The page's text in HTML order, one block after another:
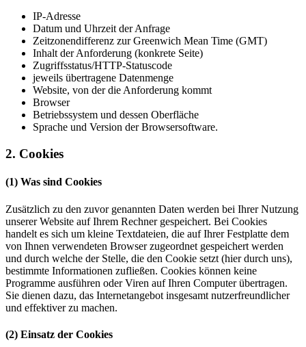
IP-Adresse
Datum und Uhrzeit der Anfrage
Zeitzonendifferenz zur Greenwich Mean Time (GMT)
Inhalt der Anforderung (konkrete Seite)
Zugriffsstatus/HTTP-Statuscode
jeweils übertragene Datenmenge
Website, von der die Anforderung kommt
Browser
Betriebssystem und dessen Oberfläche
Sprache und Version der Browsersoftware.
2. Cookies
(1) Was sind Cookies
Zusätzlich zu den zuvor genannten Daten werden bei Ihrer Nutzung
unserer Website auf Ihrem Rechner gespeichert. Bei Cookies
handelt es sich um kleine Textdateien, die auf Ihrer Festplatte dem
von Ihnen verwendeten Browser zugeordnet gespeichert werden
und durch welche der Stelle, die den Cookie setzt (hier durch uns),
bestimmte Informationen zufließen. Cookies können keine
Programme ausführen oder Viren auf Ihren Computer übertragen.
Sie dienen dazu, das Internetangebot insgesamt nutzerfreundlicher
und effektiver zu machen.
(2) Einsatz der Cookies